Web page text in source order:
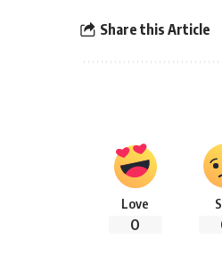
Share this Article
Love
0